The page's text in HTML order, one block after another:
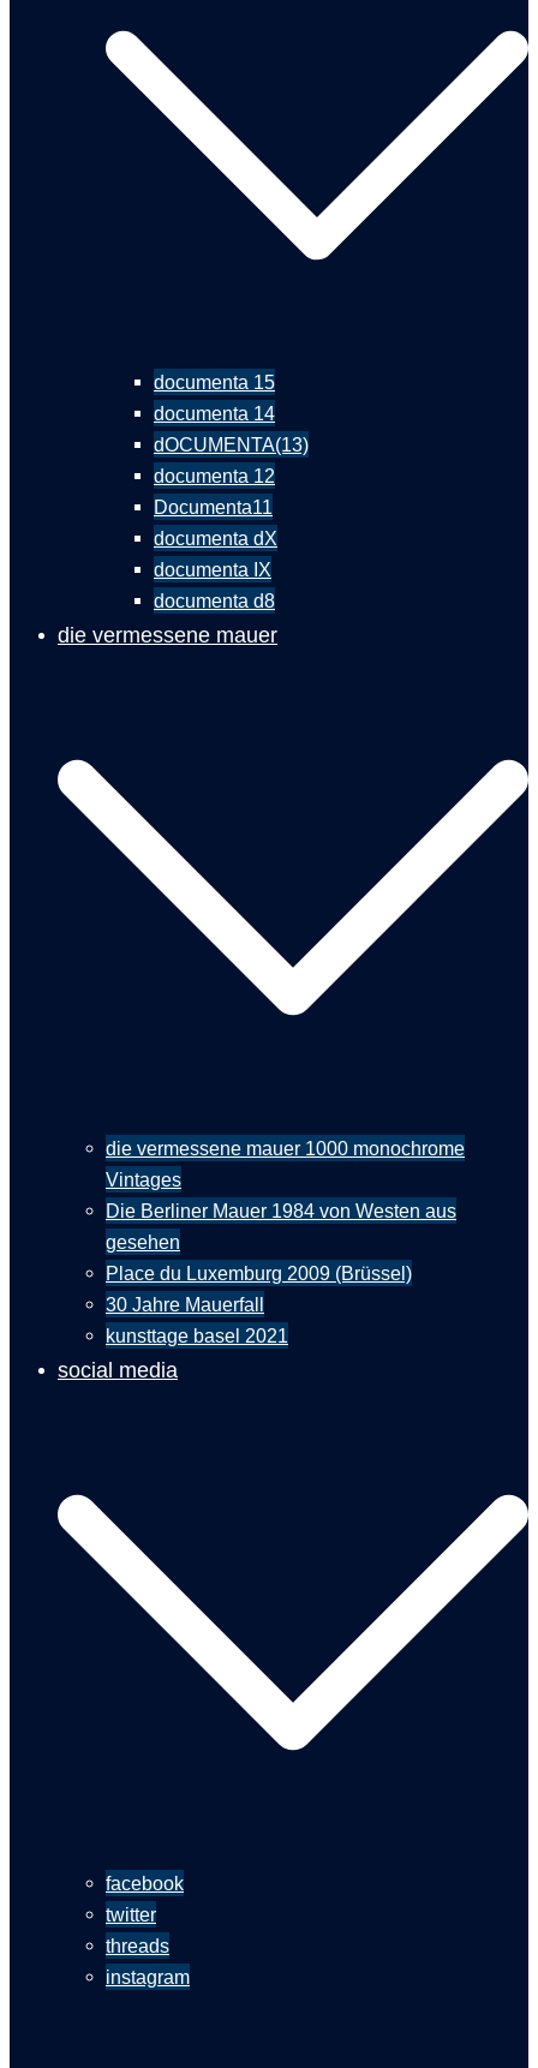
documenta 15
documenta 14
dOCUMENTA(13)
documenta 12
Documenta11
documenta dX
documenta IX
documenta d8
die vermessene mauer
die vermessene mauer 1000 monochrome
Vintages
Die Berliner Mauer 1984 von Westen aus
gesehen
Place du Luxemburg 2009 (Brüssel)
30 Jahre Mauerfall
kunsttage basel 2021
social media
facebook
twitter
threads
instagram